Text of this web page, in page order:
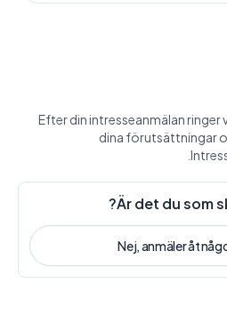
Efter din intresseanmälan
dina förutsättningar
Är det du som
Nej, anmäler åt